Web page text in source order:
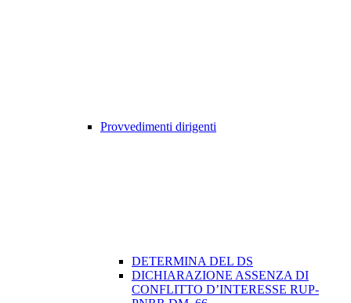
Provvedimenti dirigenti
DETERMINA DEL DS
DICHIARAZIONE ASSENZA DI
CONFLITTO D’INTERESSE RUP-